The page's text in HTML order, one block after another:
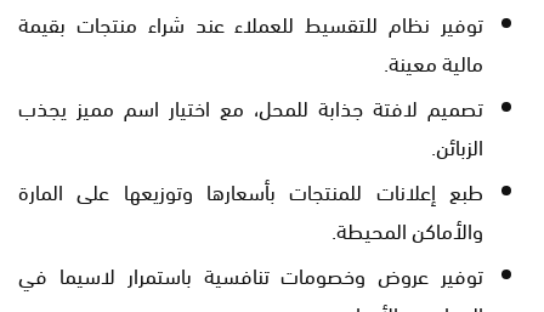
توفير نظام للتقسيط للعملاء عند شراء منتجات بقيمة
مالية معينة.
تصميم لافتة جذابة للمحل، مع اختيار اسم مميز يجذب
الزبائن.
طبع إعلانات للمنتجات بأسعارها وتوزيعها على المارة
والأماكن المحيطة.
توفير عروض وخصومات تنافسية باستمرار لاسيما في